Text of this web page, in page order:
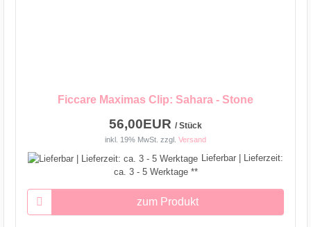
Ficcare Maximas Clip: Sahara - Stone
56,00EUR / Stück
inkl. 19% MwSt. zzgl. Versand
Lieferbar | Lieferzeit:
ca. 3 - 5 Werktage **
zum Produkt